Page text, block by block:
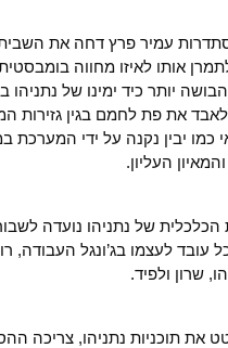
אותו לאיזו מחווה
יותר כיד ימינו של
לאבד את פת לחמם בגין גזירות
כמו יבין נקנה על ידי המערכת
העליון.
הכלכלית של נתניהו נועדה
כל עובד לעצמו בג’ונגל
שרון ולפיד.
את תוכניות נתניהו, צריכה